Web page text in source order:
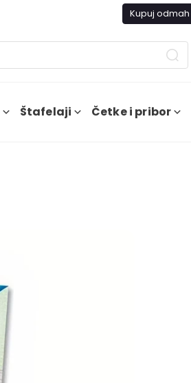
Kupuj odmah
Štafelaji Četke i pribor